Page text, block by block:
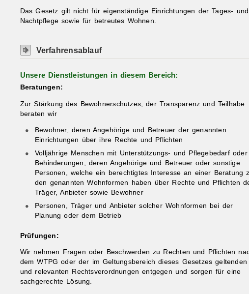
Das Gesetz gilt nicht für eigenständige Einrichtungen der Tages- und
Nachtpflege sowie für betreutes Wohnen.
Verfahrensablauf
Unsere Dienstleistungen in diesem Bereich:
Beratungen:
Zur Stärkung des Bewohnerschutzes, der Transparenz und Teilhabe
beraten wir
Bewohner, deren Angehörige und Betreuer der genannten
Einrichtungen über ihre Rechte und Pflichten
Volljährige Menschen mit Unterstützungs- und Pflegebedarf oder
Behinderungen, deren Angehörige und Betreuer oder sonstige
Personen, welche ein berechtigtes Interesse an einer Beratung
den genannten Wohnformen haben über Rechte und Pflichten
Träger, Anbieter sowie Bewohner
Personen, Träger und Anbieter solcher Wohnformen bei der
Planung oder dem Betrieb
Prüfungen:
Wir nehmen Fragen oder Beschwerden zu Rechten und Pflichten
dem WTPG oder der im Geltungsbereich dieses Gesetzes geltenden
und relevanten Rechtsverordnungen entgegen und sorgen für eine
sachgerechte Lösung.